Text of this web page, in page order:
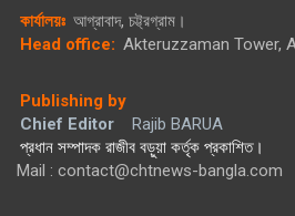
কার্যালয়ঃ আগ্রাবাদ, চট্ট্রগ্রাম।
Head office: Akteruzzaman Tower,
Publishing by
Chief Editor
Rajib BARUA
প্রধান সম্পাদক রাজীব বড়ুয়া কর্তৃক প্রকাশিত।
Mail : contact@chtnews-bangla.com